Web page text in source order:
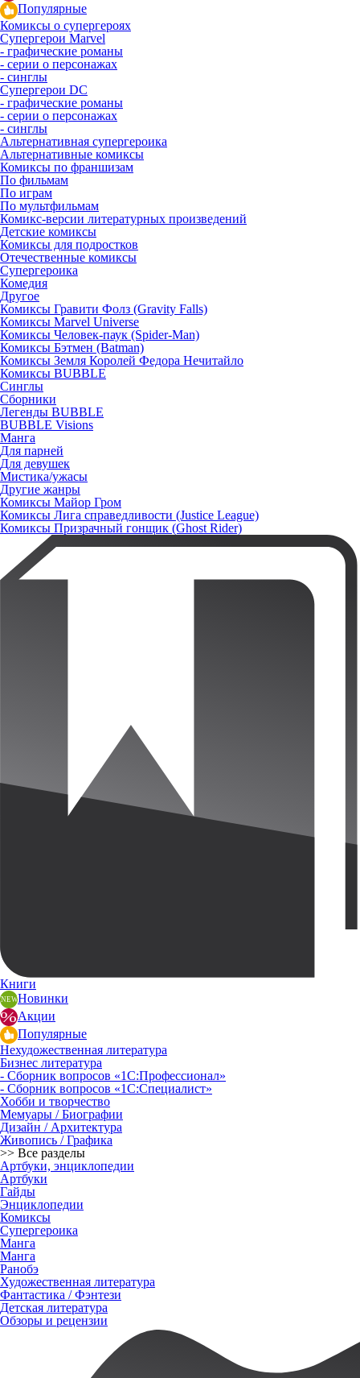
Популярные
Комиксы о супергероях
Супергерои Marvel
- графические романы
- серии о персонажах
- синглы
Супергерои DC
- графические романы
- серии о персонажах
- синглы
Альтернативная супергероика
Альтернативные комиксы
Комиксы по франшизам
По фильмам
По играм
По мультфильмам
Комикс-версии литературных произведений
Детские комиксы
Комиксы для подростков
Отечественные комиксы
Супергероика
Комедия
Другое
Комиксы Гравити Фолз (Gravity Falls)
Комиксы Marvel Universe
Комиксы Человек-паук (Spider-Man)
Комиксы Бэтмен (Batman)
Комиксы Земля Королей Федора Нечитайло
Комиксы BUBBLE
Синглы
Сборники
Легенды BUBBLE
BUBBLE Visions
Манга
Для парней
Для девушек
Мистика/ужасы
Другие жанры
Комиксы Майор Гром
Комиксы Лига справедливости (Justice League)
Комиксы Призрачный гонщик (Ghost Rider)
Книги
Новинки
Акции
Популярные
Нехудожественная литература
Бизнес литература
- Сборник вопросов «1С:Профессионал»
- Сборник вопросов «1С:Специалист»
Хобби и творчество
Мемуары / Биографии
Дизайн / Архитектура
Живопись / Графика
>> Все разделы
Артбуки, энциклопедии
Артбуки
Гайды
Энциклопедии
Комиксы
Супергероика
Манга
Манга
Ранобэ
Художественная литература
Фантастика / Фэнтези
Детская литература
Обзоры и рецензии